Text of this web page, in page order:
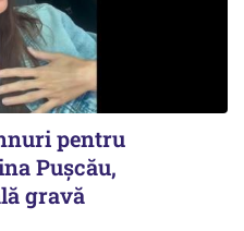
pentru
Pușcău,
gravă